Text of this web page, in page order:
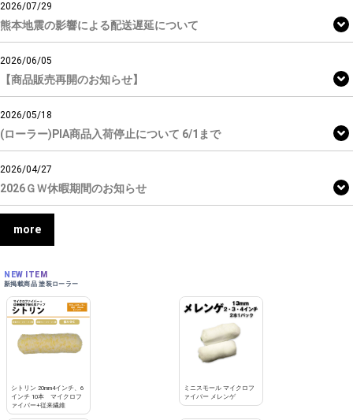
2026/07/29
熊本地震の影響による配送遅延について
2026/06/05
【商品販売再開のお知らせ】
2026/05/18
(ローラー)PIA商品入荷停止について 6/1まで
2026/04/27
2026ＧＷ休暇期間のお知らせ
more
NEW ITEM
新掲載商品 塗装ローラー
シトリン 20mm4インチ、6
インチ 10本 マイクロフ
ァイバー+従来繊維
ミニスモール マイクロフ
ァイバー メレンゲ